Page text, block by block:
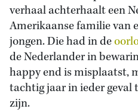
verhaal achterhaalt een
Amerikaanse familie van
jongen. Die had in de
de Nederlander in
happy end is misplaatst,
tachtig jaar in ieder
zijn.